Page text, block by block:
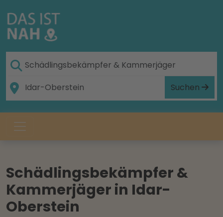
Suchen
Schädlingsbekämpfer &
Kammerjäger in Idar-
Oberstein